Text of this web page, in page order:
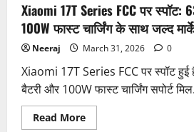
जल्द
नए
अवतार
वापसी!
Xiaomi 17T Series FCC पर स्पॉट:
100W फास्ट चार्जिंग के साथ जल्द
Neeraj March 31, 2026 0
Xiaomi 17T Series FCC पर स्पॉट
बैटरी और 100W फास्ट चार्जिंग सपोर्ट
Read MoreRead
more